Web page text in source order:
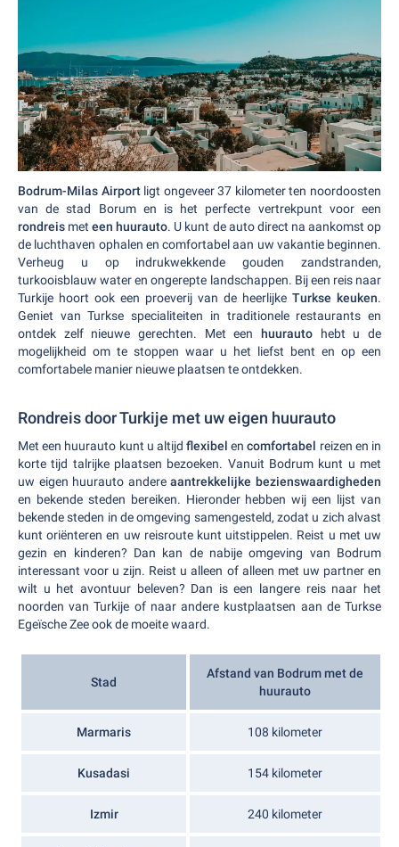
Bodrum-Milas Airport ligt ongeveer 37 kilometer ten noordoosten
van de stad Borum en is het perfecte vertrekpunt voor een
rondreis meteen huurauto. U kunt de auto direct na aankomst op
de luchthaven ophalen en comfortabel aan uw vakantie beginnen.
Verheug u op indrukwekkende gouden zandstranden,
turkooisblauw water en ongerepte landschappen. Bij een reis naar
Turkije hoort ook een proeverij van de heerlijke Turkse keuken.
Geniet van Turkse specialiteiten in traditionele restaurants en
ontdek zelf nieuwe gerechten. Met een huurauto hebt u de
mogelijkheid om te stoppen waar u het liefst bent en op een
comfortabele manier nieuwe plaatsen te ontdekken.
Rondreis door Turkije met uw eigen huurauto
Met een huurauto kunt u altijdflexibelencomfortabel reizen en in
korte tijd talrijke plaatsen bezoeken. Vanuit Bodrum kunt u met
uw eigen huurauto andereaantrekkelijke bezienswaardigheden
en bekende steden bereiken. Hieronder hebben wij een lijst van
bekende steden in de omgeving samengesteld, zodat u zich alvast
kunt oriënteren en uw reisroute kunt uitstippelen. Reist u met uw
gezin en kinderen? Dan kan de nabije omgeving van Bodrum
interessant voor u zijn. Reist u alleen of alleen met uw partner en
wilt u het avontuur beleven? Dan is een langere reis naar het
noorden van Turkije of naar andere kustplaatsen aan de Turkse
Egeïsche Zee ook de moeite waard.
Stad
Afstand van Bodrum met de
huurauto
Marmaris 108 kilometer
Kusadasi 154 kilometer
Izmir 240 kilometer